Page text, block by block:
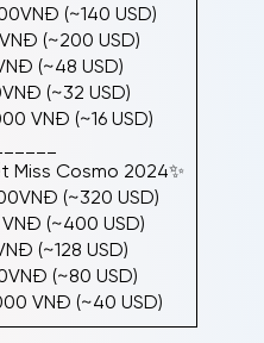
(~140 USD)
(~200 USD)
(~48 USD)
(~32 USD)
VNĐ (~16 USD)
Miss Cosmo 2024✨
(~320 USD)
(~400 USD)
(~128 USD)
(~80 USD)
VNĐ (~40 USD)